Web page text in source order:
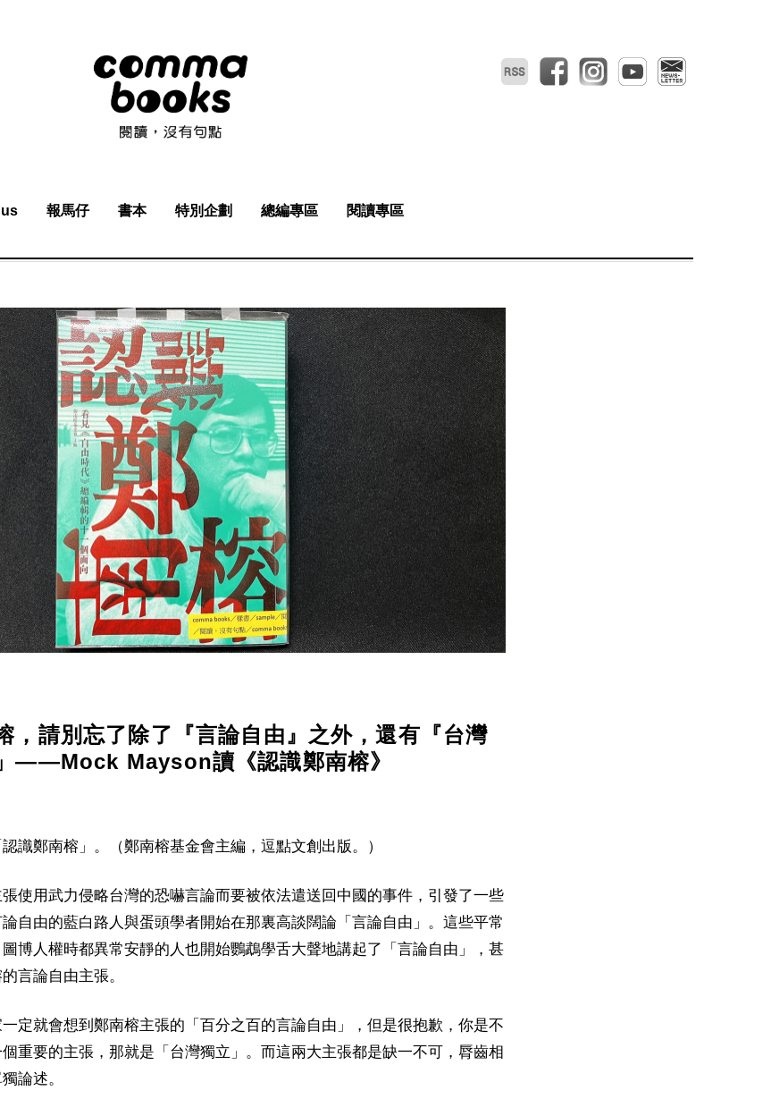
RSS facebookinstagramyoutube
報馬仔 書本 特別企劃 總編專區 閱讀專區
，請別忘了除了『言論自由』之外，還有『台灣
——Mock Mayson讀《認識鄭南榕》
識鄭南榕」。（鄭南榕基金會主編，逗點文創出版。）
使用武力侵略台灣的恐嚇言論而要被依法遣送回中國的事件，引發了一些
自由的藍白路人與蛋頭學者開始在那裏高談闊論「言論自由」。這些平常
博人權時都異常安靜的人也開始鸚鵡學舌大聲地講起了「言論自由」，甚
言論自由主張。
定就會想到鄭南榕主張的「百分之百的言論自由」，但是很抱歉，你是不
重要的主張，那就是「台灣獨立」。而這兩大主張都是缺一不可，脣齒相
論述。